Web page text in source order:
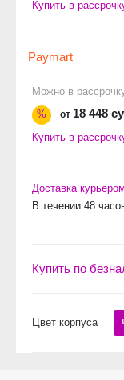
Купить в
Paymart
Можно в
%
от 18 448
Купить в
Доставка курьером
В течении 48
Купить по
Цвет корпуса